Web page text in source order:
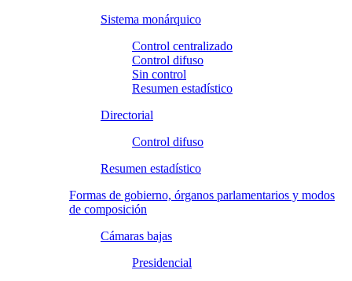
Sistema monárquico
Control centralizado
Control difuso
Sin control
Resumen estadístico
Directorial
Control difuso
Resumen estadístico
Formas de gobierno, órganos parlamentarios y modos
de composición
Cámaras bajas
Presidencial